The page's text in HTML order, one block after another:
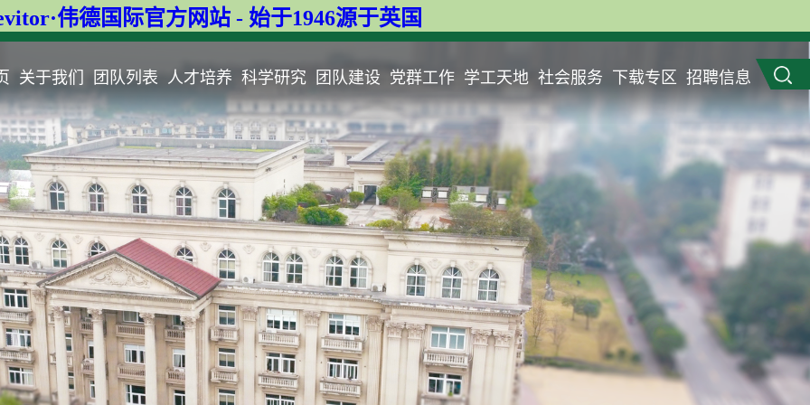
伟德国际官方网站 - 始于1946源于英国
关于我们 团队列表 人才培养 科学研究 团队建设 党群工作 学工天地 社会服务 下载专区 招聘信息